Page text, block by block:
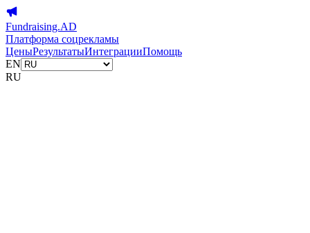
Fundraising.AD
Платформа соцрекламы
ЦеныРезультатыИнтеграцииПомощь
EN
RU